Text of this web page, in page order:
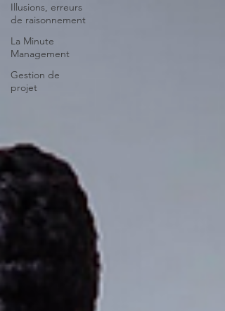
Illusions, erreurs
de raisonnement
La Minute
Management
Gestion de
projet